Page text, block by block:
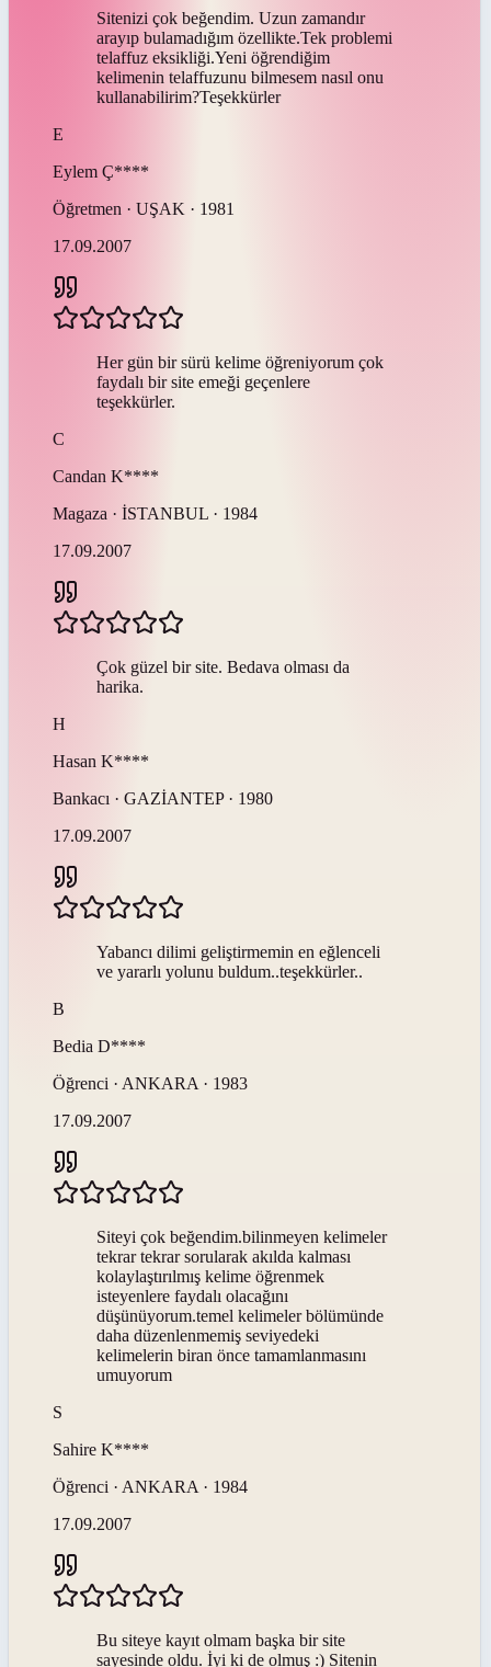
Sitenizi çok beğendim. Uzun zamandır
arayıp bulamadığım özellikte.Tek problemi
telaffuz eksikliği.Yeni öğrendiğim
kelimenin telaffuzunu bilmesem nasıl onu
kullanabilirim?Teşekkürler
E
Eylem Ç****
Öğretmen · UŞAK · 1981
17.09.2007
Her gün bir sürü kelime öğreniyorum çok
faydalı bir site emeği geçenlere
teşekkürler.
C
Candan K****
Magaza · İSTANBUL · 1984
17.09.2007
Çok güzel bir site. Bedava olması da
harika.
H
Hasan K****
Bankacı · GAZİANTEP · 1980
17.09.2007
Yabancı dilimi geliştirmemin en eğlenceli
ve yararlı yolunu buldum..teşekkürler..
B
Bedia D****
Öğrenci · ANKARA · 1983
17.09.2007
Siteyi çok beğendim.bilinmeyen kelimeler
tekrar tekrar sorularak akılda kalması
kolaylaştırılmış kelime öğrenmek
isteyenlere faydalı olacağını
düşünüyorum.temel kelimeler bölümünde
daha düzenlenmemiş seviyedeki
kelimelerin biran önce tamamlanmasını
umuyorum
S
Sahire K****
Öğrenci · ANKARA · 1984
17.09.2007
Bu siteye kayıt olmam başka bir site
sayesinde oldu. İyi ki de olmuş :) Sitenin